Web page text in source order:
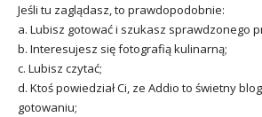
Jeśli tu zaglądasz, to prawdopodobnie:
a. Lubisz gotować i szukasz sprawdzonego
b. Interesujesz się fotografią kulinarną;
c. Lubisz czytać;
d. Ktoś powiedział Ci, ze Addio to świetny
gotowaniu;